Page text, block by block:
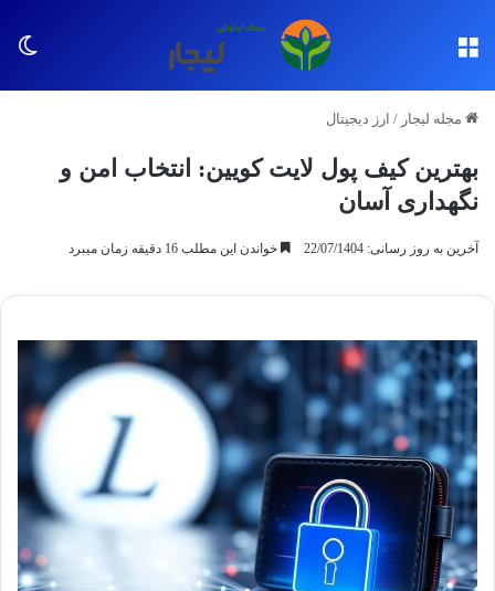
مجله لیجار / ارز دیجیتال
بهترین کیف پول لایت کویین: انتخاب امن و
نگهداری آسان
آخرین به روز رسانی: 22/07/1404 خواندن این مطلب 16 دقیقه زمان میبرد